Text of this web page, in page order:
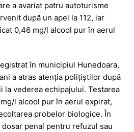
a avariat patru autoturisme
după un apel la 112, iar
0,46 mg/l alcool pur în aerul
în municipiul Hunedoara,
a atras atenția polițiștilor după
la vederea echipajului. Testarea
l alcool pur în aerul expirat,
probelor biologice. În
penal pentru refuzul sau